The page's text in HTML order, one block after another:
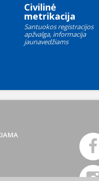
Civilinė
metrikacija
Santuokos registracijos
apžvalga, informacija
jaunavedžiams